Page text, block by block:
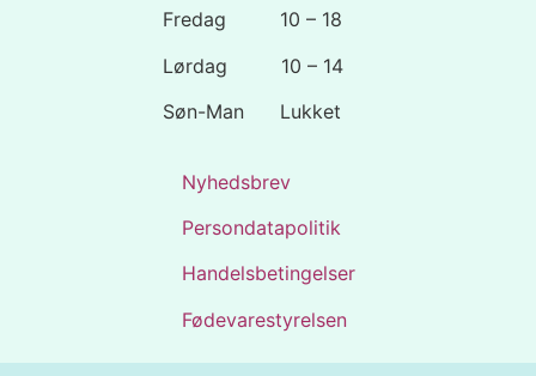
Fredag 10 – 18
Lørdag 10 – 14
Søn-Man Lukket
Nyhedsbrev
Persondatapolitik
Handelsbetingelser
Fødevarestyrelsen